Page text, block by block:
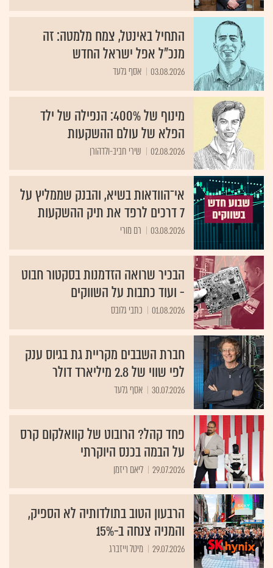
התחיל באינטל, צמח מלמטה: זה
מנכ"ל אפל ישראל החדש
03.08.2026 אסף גלעד
מינוף של 400%: הנפילה של ילד
הפלא של עולם ההשקעות
02.08.2026 שירי חביב-ולדהורן
אי־הוודאות בשיא, והבנק שממליץ על
7 דרכים לרפד את תיק ההשקעות
03.08.2026 רם מורי
הבכיר שרואה הזדמנות בסקטור חבוט
- ועוד כתבות על השווקים
01.08.2026 כתבי גלובס
חברת השבבים מקריית גת בגיוס ענק
לפי שווי של 2.8 מיליארד דולר
30.07.2026 אסף גלעד
פחד קהל? הרובוט של קוואלקום קרס
על הבמה בכנס היוקרתי
29.07.2026 ליאם ריזמן
הרבעון הטוב בתולדותיה לא הספיק,
והמניה צנחה ב-15%
29.07.2026 מיטל וייזברג